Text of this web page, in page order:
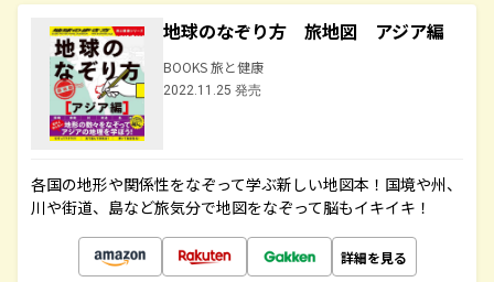
地球のなぞり方 旅地図 アジア編
BOOKS 旅と健康
2022.11.25 発売
各国の地形や関係性をなぞって学ぶ新しい地図本！国境や州、
川や街道、島など旅気分で地図をなぞって脳もイキイキ！
詳細を見る